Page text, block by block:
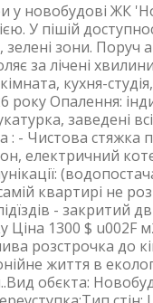
у новобудові ЖК
У пішій
зони. Поруч
за лічені
кухня-
року Опалення:
заведені
- Чистова стяжка
електричний
квартирі не
- закритий
Ціна 1300 $ u002F
розстрочка до
життя в
обєкта: